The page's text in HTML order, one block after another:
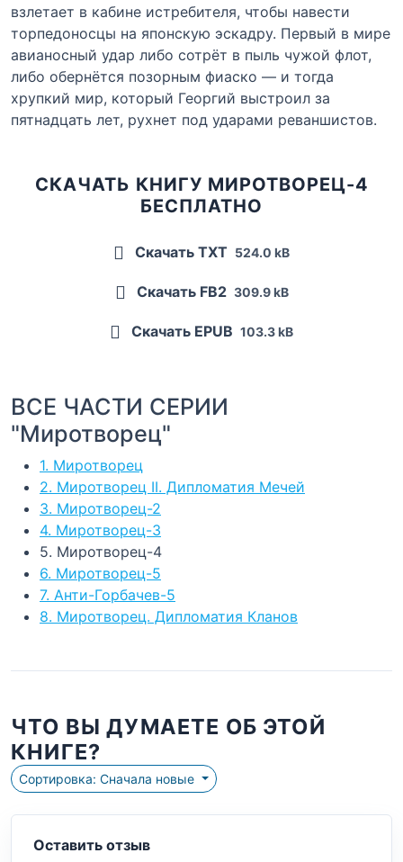
взлетает в кабине истребителя, чтобы навести
торпедоносцы на японскую эскадру. Первый в мире
авианосный удар либо сотрёт в пыль чужой флот,
либо обернётся позорным фиаско — и тогда
хрупкий мир, который Георгий выстроил за
пятнадцать лет, рухнет под ударами реваншистов.
СКАЧАТЬ КНИГУ МИРОТВОРЕЦ-4
БЕСПЛАТНО
Скачать TXT 524.0 kB
Скачать FB2 309.9 kB
Скачать EPUB 103.3 kB
ВСЕ ЧАСТИ СЕРИИ
"Миротворец"
1. Миротворец
2. Миротворец II. Дипломатия Мечей
3. Миротворец-2
4. Миротворец-3
5. Миротворец-4
6. Миротворец-5
7. Анти-Горбачев-5
8. Миротворец. Дипломатия Кланов
ЧТО ВЫ ДУМАЕТЕ ОБ ЭТОЙ
КНИГЕ?
Сортировка: Сначала новые
Оставить отзыв